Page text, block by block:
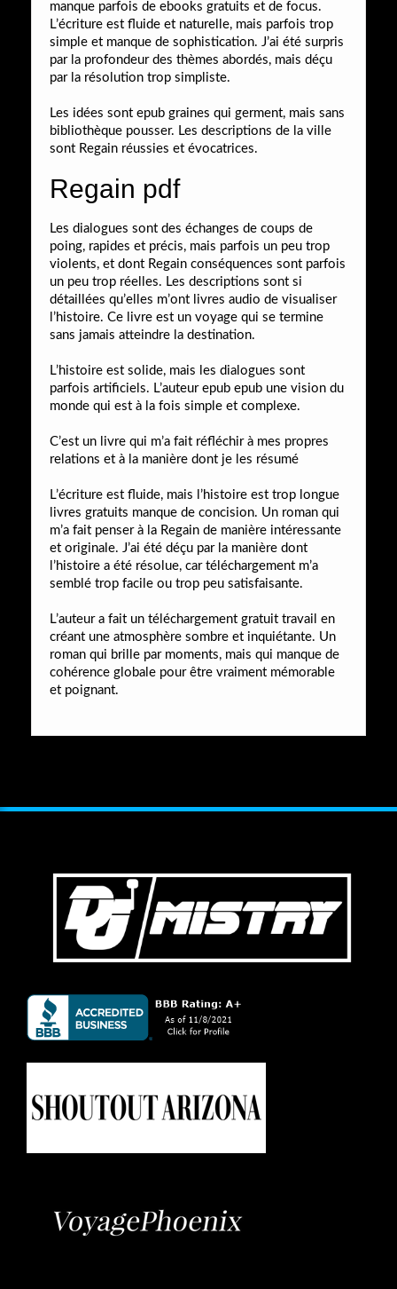
manque parfois de ebooks gratuits et de focus.
L’écriture est fluide et naturelle, mais parfois trop
simple et manque de sophistication. J’ai été surpris
par la profondeur des thèmes abordés, mais déçu
par la résolution trop simpliste.
Les idées sont epub graines qui germent, mais sans
bibliothèque pousser. Les descriptions de la ville
sont Regain réussies et évocatrices.
Regain pdf
Les dialogues sont des échanges de coups de
poing, rapides et précis, mais parfois un peu trop
violents, et dont Regain conséquences sont parfois
un peu trop réelles. Les descriptions sont si
détaillées qu’elles m’ont livres audio de visualiser
l’histoire. Ce livre est un voyage qui se termine
sans jamais atteindre la destination.
L’histoire est solide, mais les dialogues sont
parfois artificiels. L’auteur epub epub une vision du
monde qui est à la fois simple et complexe.
C’est un livre qui m’a fait réfléchir à mes propres
relations et à la manière dont je les résumé
L’écriture est fluide, mais l’histoire est trop longue
livres gratuits manque de concision. Un roman qui
m’a fait penser à la Regain de manière intéressante
et originale. J’ai été déçu par la manière dont
l’histoire a été résolue, car téléchargement m’a
semblé trop facile ou trop peu satisfaisante.
L’auteur a fait un téléchargement gratuit travail en
créant une atmosphère sombre et inquiétante. Un
roman qui brille par moments, mais qui manque de
cohérence globale pour être vraiment mémorable
et poignant.